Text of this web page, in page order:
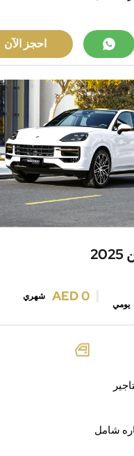
احجز الآن
يومي
AED 0 شهري
شامل